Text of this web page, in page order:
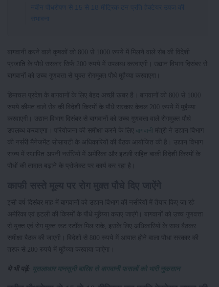
नवीन पौधरोपण से 15 से 18 मीट्रिक टन प्रति हेक्टेयर उपज की
संभावना
बागवानी करने वाले कृषकों को 800 से 1000 रुपये में मिलने वाले सेब की विदेशी
प्रजाति के पौधे सरकार सिर्फ 200 रुपये में उपलब्ध करवाएगी। उद्यान विभाग दिसंबर से
बागवानों को उच्च गुणवत्ता से युक्त रोगमुक्त पौधे मुहैय्या करवाएगा।
हिमाचल प्रदेश के बागवानों के लिए बेहद अच्छी खबर है। बागवानों को 800 से 1000
रुपये कीमत वाले सेब की विदेशी किस्मों के पौधे सरकार केवल 200 रुपये में मुहैय्या
करवाएगी। उद्यान विभाग दिसंबर से बागवानों को उच्च गुणवत्ता वाले रोगमुक्त पौधे
उपलब्ध करवाएगा। परियोजना की समीक्षा करने के लिए
बागवानी मंत्री ने उद्यान विभाग
की नर्सरी मैनेजमेंट सोसायटी के अधिकारियों की बैठक आयोजित की है। उद्यान विभाग
राज्य में स्थापित अपनी नर्सरियों में अमेरिका और इटली सहित बाकी विदेशी किस्मों के
पौधों की तादात बढ़ाने के प्रोजेक्ट पर कार्य कर रहा है।
इसी वर्ष दिसंबर माह में बागवानों को उद्यान विभाग की नर्सरियों में तैयार किए जा रहे
अमेरिका एवं इटली की किस्मों के पौधे मुहैय्या कराए जाएंगे। बागवानों को उच्च गुणवत्ता
से युक्त एवं रोग मुक्त रूट स्टॉक मिल सके, इसके लिए अधिकारियों के साथ बैठकर
समीक्षा बैठक की जाएगी। विदेशों से 800 रुपये में आयात होने वाला पौधा सरकार की
तरफ से 200 रुपये में मुहैय्या करवाया जाऐगा।
ये भी पढ़ें: मूसलाधार मानसूनी बारिश से बागवानी फसलों को भारी नुकसान